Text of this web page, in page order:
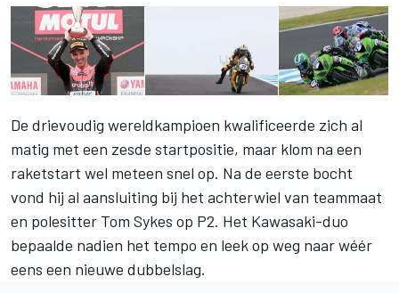
De drievoudig wereldkampioen kwalificeerde zich al
matig met een zesde startpositie, maar klom na een
raketstart wel meteen snel op. Na de eerste bocht
vond hij al aansluiting bij het achterwiel van teammaat
en polesitter Tom Sykes op P2. Het Kawasaki-duo
bepaalde nadien het tempo en leek op weg naar wéér
eens een nieuwe dubbelslag.